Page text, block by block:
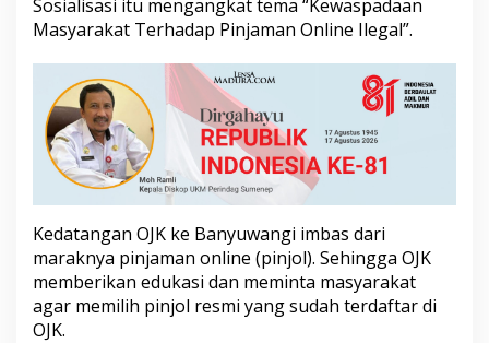
o
s
a
i
i
d
B
a
n
y
u
Sosialisasi itu mengangkat tema “Kewaspadaan
Masyarakat Terhadap Pinjaman Online Ilegal”.
Kedatangan OJK ke Banyuwangi imbas dari
maraknya pinjaman online (pinjol). Sehingga OJK
memberikan edukasi dan meminta masyarakat
agar memilih pinjol resmi yang sudah terdaftar di
OJK.